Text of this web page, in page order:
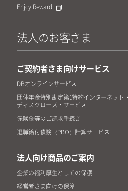
Enjoy Reward
法人のお客さま
ご契約者さま向けサービス
DBオンラインサービス
団体年金特別勘定第1特約インターネット・
ディスクローズ・サービス
保険金等のご請求手続き
退職給付債務（PBO）計算サービス
法人向け商品のご案内
企業の福利厚生としての保護
経営者さま向けの保障